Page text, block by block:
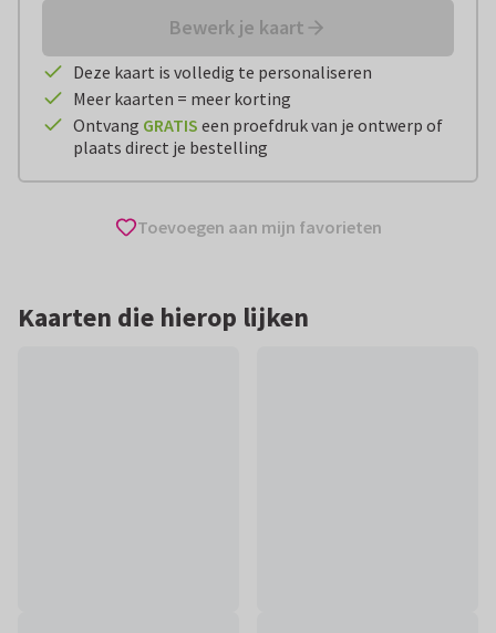
Bewerk je kaart
Deze kaart is volledig te personaliseren
Meer kaarten = meer korting
Ontvang GRATIS een proefdruk van je ontwerp of
plaats direct je bestelling
Toevoegen aan mijn favorieten
Kaarten die hierop lijken